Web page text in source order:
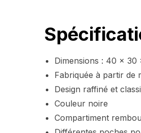
Dimensions : 40 x 30
Fabriquée à partir de
Design raffiné et
Couleur noire
Compartiment